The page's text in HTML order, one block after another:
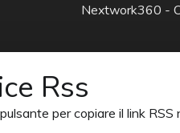
Nextwork360 -
Rss
per copiare il link RSS